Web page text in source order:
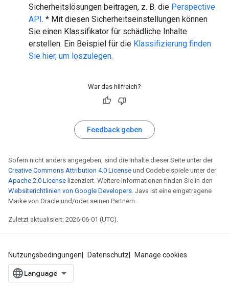
Sicherheitslösungen beitragen, z. B. die Perspective
API. * Mit diesen Sicherheitseinstellungen können
Sie einen Klassifikator für schädliche Inhalte
erstellen. Ein Beispiel für die Klassifizierung finden
Sie hier, um loszulegen.
War das hilfreich?
Feedback geben
Sofern nicht anders angegeben, sind die Inhalte dieser Seite unter der
Creative Commons Attribution 4.0 License und Codebeispiele unter der
Apache 2.0 License lizenziert. Weitere Informationen finden Sie in den
Websiterichtlinien von Google Developers . Java ist eine eingetragene
Marke von Oracle und/oder seinen Partnern.
Zuletzt aktualisiert: 2026-06-01 (UTC).
Nutzungsbedingungen Datenschutz Manage cookies